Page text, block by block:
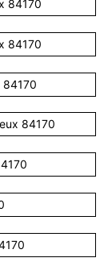
84170
84170
84170
84170